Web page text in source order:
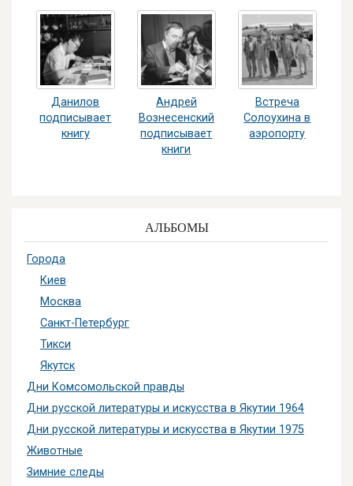
Данилов
подписывает
книгу
Андрей
Вознесенский
подписывает
книги
Встреча
Солоухина в
аэропорту
АЛЬБОМЫ
Города
Киев
Москва
Санкт-Петербург
Тикси
Якутск
Дни Комсомольской правды
Дни русской литературы и искусства в Якутии 1964
Дни русской литературы и искусства в Якутии 1975
Животные
Зимние следы